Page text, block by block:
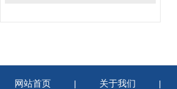
网站首页 | 关于我们 |